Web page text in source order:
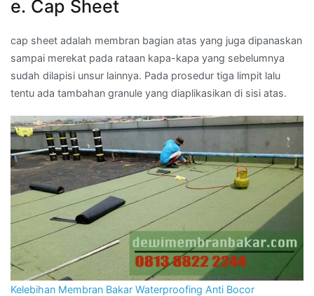
e. Cap Sheet
cap sheet adalah membran bagian atas yang juga dipanaskan
sampai merekat pada rataan kapa-kapa yang sebelumnya
sudah dilapisi unsur lainnya. Pada prosedur tiga limpit lalu
tentu ada tambahan granule yang diaplikasikan di sisi atas.
Kelebihan Membran Bakar Waterproofing Anti Bocor